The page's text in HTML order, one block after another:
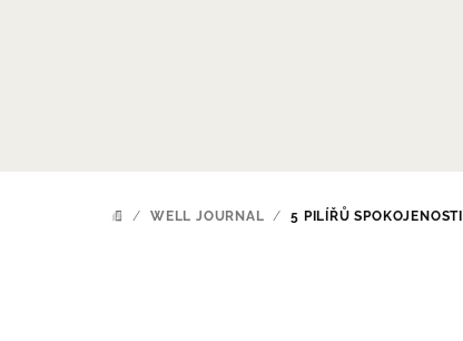
DOMŮ
/ WELL JOURNAL / 5 PILÍŘŮ SPOKOJENOSTI